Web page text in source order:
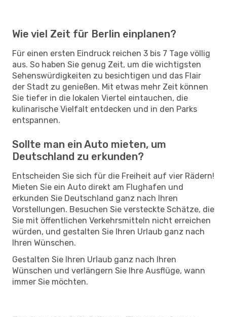
Wie viel Zeit für Berlin einplanen?
Für einen ersten Eindruck reichen 3 bis 7 Tage völlig
aus. So haben Sie genug Zeit, um die wichtigsten
Sehenswürdigkeiten zu besichtigen und das Flair
der Stadt zu genießen. Mit etwas mehr Zeit können
Sie tiefer in die lokalen Viertel eintauchen, die
kulinarische Vielfalt entdecken und in den Parks
entspannen.
Sollte man ein Auto mieten, um
Deutschland zu erkunden?
Entscheiden Sie sich für die Freiheit auf vier Rädern!
Mieten Sie ein Auto direkt am Flughafen und
erkunden Sie Deutschland ganz nach Ihren
Vorstellungen. Besuchen Sie versteckte Schätze, die
Sie mit öffentlichen Verkehrsmitteln nicht erreichen
würden, und gestalten Sie Ihren Urlaub ganz nach
Ihren Wünschen.
Gestalten Sie Ihren Urlaub ganz nach Ihren
Wünschen und verlängern Sie Ihre Ausflüge, wann
immer Sie möchten.